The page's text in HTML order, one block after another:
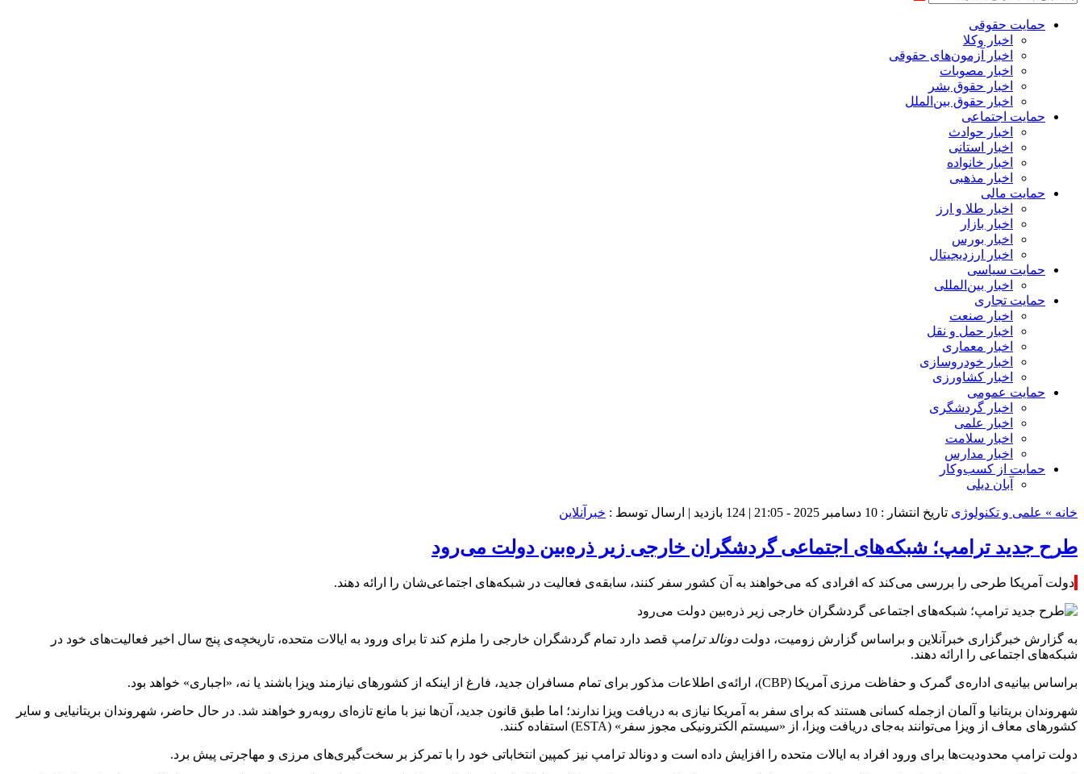
حمایت حقوقی
اخبار وکلا
اخبار آزمون‌های حقوقی
اخبار مصوبات
اخبار حقوق بشر
اخبار حقوق بین‌الملل
حمایت اجتماعی
اخبار حوادث
اخبار استانی
اخبار خانواده
اخبار مذهبی
حمایت مالی
اخبار طلا و ارز
اخبار بازار
اخبار بورس
اخبار ارزدیجیتال
حمایت سیاسی
اخبار بین‌المللی
حمایت تجاری
اخبار صنعت
اخبار حمل و نقل
اخبار معماری
اخبار خودروسازی
اخبار کشاورزی
حمایت عمومی
اخبار گردشگری
اخبار علمی
اخبار سلامت
اخبار مدارس
حمایت از کسب‌وکار
آبان دیلی
خانه » علمی و تکنولوژی تاریخ انتشار : 10 دسامبر 2025 - 21:05 | 124 بازدید | ارسال توسط : خبرآنلاین
طرح جدید ترامپ؛ شبکه‌های اجتماعی گردشگران خارجی زیر ذره‌بین دولت می‌رود
دولت آمریکا طرحی را بررسی می‌کند که افرادی که می‌خواهند به آن کشور سفر کنند، سابقه‌ی فعالیت در شبکه‌های اجتماعی‌شان را ارائه دهند.
به گزارش خبرگزاری خبرآنلاین و براساس گزارش زومیت، دولت دونالد ترامپ قصد دارد تمام گردشگران خارجی را ملزم کند تا برای ورود به ایالات متحده، تاریخچه‌ی پنج سال اخیر فعالیت‌های خود در
شبکه‌های اجتماعی را ارائه دهند.
براساس بیانیه‌ی اداره‌ی گمرک و حفاظت مرزی آمریکا (CBP)، ارائه‌ی اطلاعات مذکور برای تمام مسافران جدید، فارغ از اینکه از کشورهای نیازمند ویزا باشند یا نه، «اجباری» خواهد بود.
شهروندان بریتانیا و آلمان ازجمله کسانی هستند که برای سفر به آمریکا نیازی به دریافت ویزا ندارند؛ اما طبق قانون جدید، آن‌ها نیز با مانع تازه‌ای روبه‌رو خواهند شد. در حال حاضر، شهروندان بریتانیایی و سایر
کشورهای معاف از ویزا می‌توانند به‌جای دریافت ویزا، از «سیستم الکترونیکی مجوز سفر» (ESTA) استفاده کنند.
دولت ترامپ محدودیت‌ها برای ورود افراد به ایالات متحده را افزایش داده است و دونالد ترامپ نیز کمپین انتخاباتی خود را با تمرکز بر سخت‌گیری‌های مرزی و مهاجرتی پیش برد.